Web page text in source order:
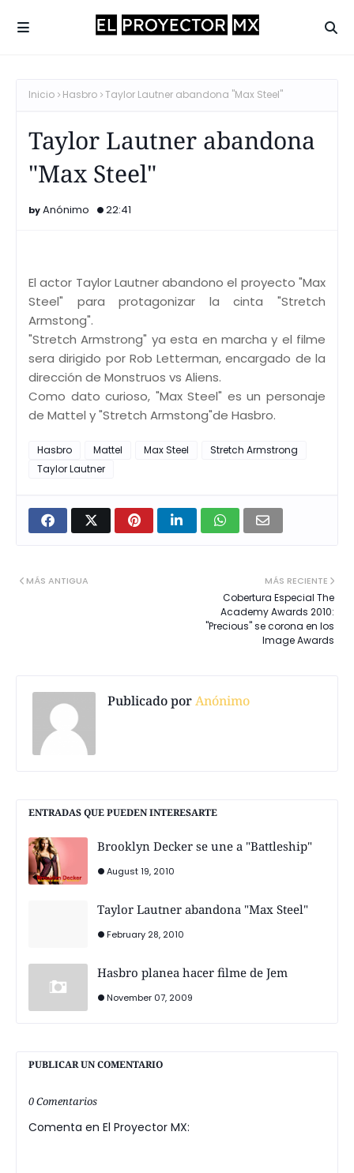
Inicio Hasbro Taylor Lautner abandona "Max Steel"
Taylor Lautner abandona
"Max Steel"
Anónimo 22:41
El actor Taylor Lautner abandono el proyecto "Max
Steel" para protagonizar la cinta "Stretch
Armstong".
"Stretch Armstrong" ya esta en marcha y el filme
sera dirigido por Rob Letterman, encargado de la
dirección de Monstruos vs Aliens.
Como dato curioso, "Max Steel" es un personaje
de Mattel y "Stretch Armstong"de Hasbro.
Hasbro Mattel Max Steel
Stretch Armstrong
Taylor Lautner
MÁS RECIENTE
Cobertura Especial The
Academy Awards 2010:
"Precious" se corona en los
Image Awards
MÁS ANTIGUA
Publicado porAnónimo
ENTRADAS QUE PUEDEN INTERESARTE
Brooklyn Decker se une a "Battleship"
August 19, 2010
Taylor Lautner abandona "Max Steel"
February 28, 2010
Hasbro planea hacer filme de Jem
November 07, 2009
PUBLICAR UN COMENTARIO
0 Comentarios
Comenta en El Proyector MX: